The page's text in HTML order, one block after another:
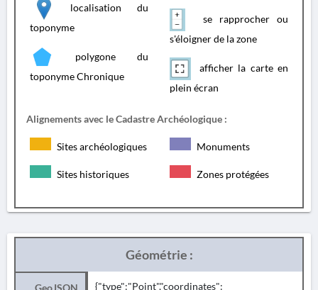
localisation du
toponyme
polygone du
toponyme Chronique
se rapprocher ou
s'éloigner de la zone
afficher la carte en
plein écran
Alignements avec le Cadastre Archéologique :
Sites archéologiques Monuments
Sites historiques Zones protégées
Géométrie :
GeoJSON
{"type":"Point","coordinates":